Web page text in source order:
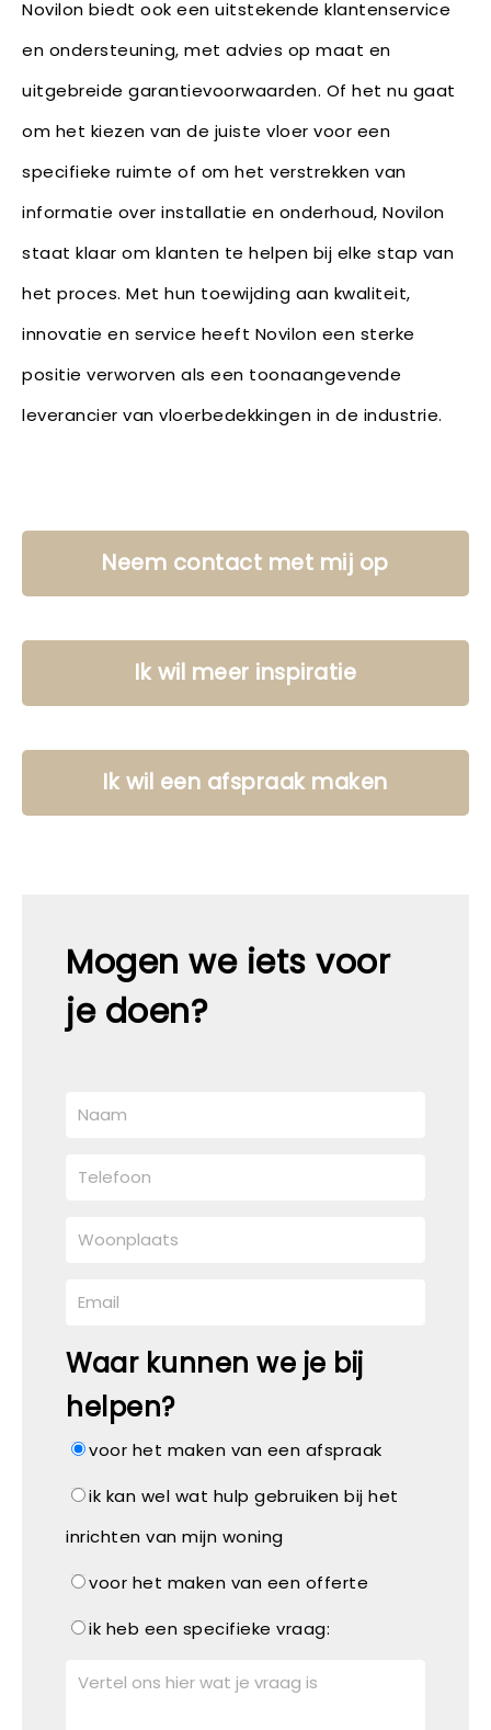
Novilon biedt ook een uitstekende klantenservice
en ondersteuning, met advies op maat en
uitgebreide garantievoorwaarden. Of het nu gaat
om het kiezen van de juiste vloer voor een
specifieke ruimte of om het verstrekken van
informatie over installatie en onderhoud, Novilon
staat klaar om klanten te helpen bij elke stap van
het proces. Met hun toewijding aan kwaliteit,
innovatie en service heeft Novilon een sterke
positie verworven als een toonaangevende
leverancier van vloerbedekkingen in de industrie.
Neem contact met mij op
Ik wil meer inspiratie
Ik wil een afspraak maken
Mogen we iets voor
je doen?
Waar kunnen we je bij
helpen?
voor het maken van een afspraak
ik kan wel wat hulp gebruiken bij het
inrichten van mijn woning
voor het maken van een offerte
ik heb een specifieke vraag: